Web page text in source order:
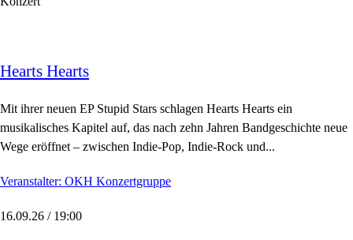
Hearts Hearts
Mit ihrer neuen EP Stupid Stars schlagen Hearts Hearts ein
musikalisches Kapitel auf, das nach zehn Jahren Bandgeschichte neue
Wege eröffnet – zwischen Indie-Pop, Indie-Rock und...
Veranstalter: OKH Konzertgruppe
16.09.26 / 19:00